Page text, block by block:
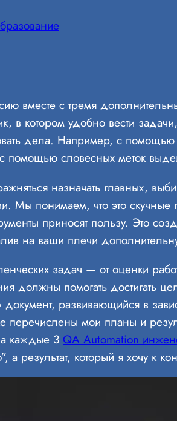
вместе с тремя
в котором удобно вести
дела. Например, с помощью
помощью словесных меток
назначать главных,
Мы понимаем, что это скучные
приносят пользу. Это
на ваши плечи
задач — от оценки
должны помогать достигать
развивающийся в
перечислены мои планы и
каждые 3 QA Automation
а результат, который я хочу к